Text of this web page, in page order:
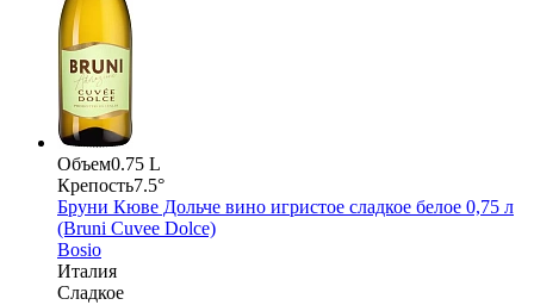
Объем0.75 L
Крепость7.5°
Бруни Кюве Дольче вино игристое сладкое белое 0,75 л
(Bruni Cuvеe Dolce)
Bosio
Италия
Сладкое